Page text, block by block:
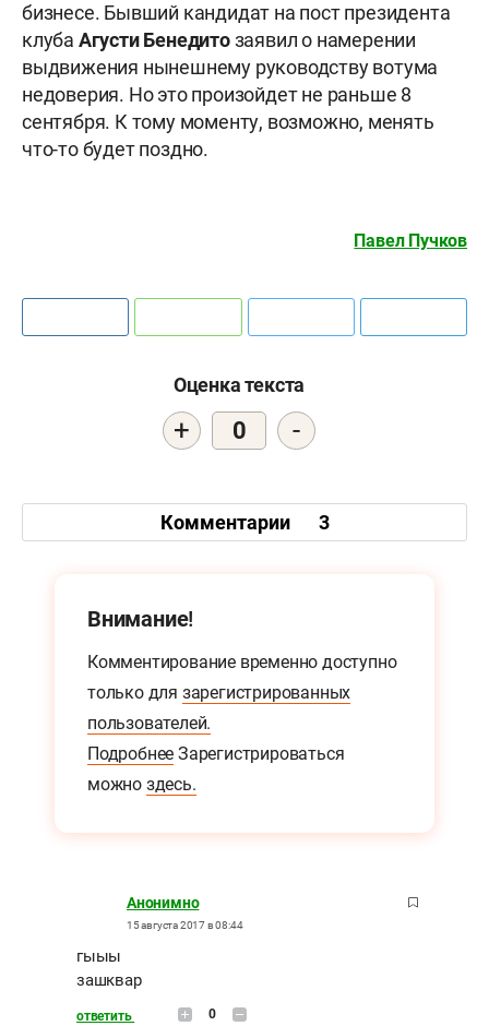
бизнесе. Бывший кандидат на пост президента
клуба Агусти Бенедитозаявил о намерении
выдвижения нынешнему руководству вотума
недоверия. Но это произойдет не раньше 8
сентября. К тому моменту, возможно, менять
что-то будет поздно.
Павел Пучков
Оценка текста
+ 0 -
Комментарии 3
Внимание!
Комментирование временно доступно
только для зарегистрированных
пользователей.
Подробнее Зарегистрироваться
можно здесь.
Анонимно
15 августа 2017 в 08:44
гыыы
зашквар
ответить 0